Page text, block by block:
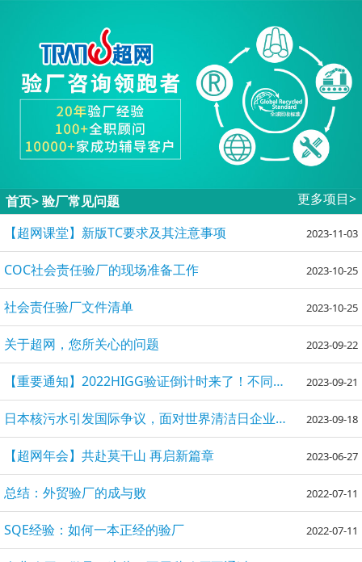
首页>验厂常见问题
更多项目>
【超网课堂】新版TC要求及其注意事项
2023-11-03
COC社会责任验厂的现场准备工作 2023-10-25
社会责任验厂文件清单 2023-10-25
关于超网，您所关心的问题 2023-09-22
【重要通知】2022HIGG验证倒计时来了！不同品牌供应商们注意！ 2023-09-21
日本核污水引发国际争议，面对世界清洁日企业能做些什么？ 2023-09-18
【超网年会】共赴莫干山 再启新篇章 2023-06-27
总结：外贸验厂的成与败 2022-07-11
SQE经验：如何一本正经的验厂 2022-07-11